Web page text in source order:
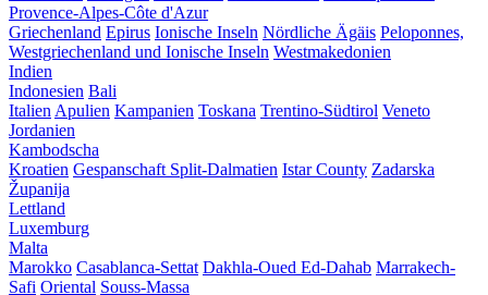
Provence-Alpes-Côte d'Azur
Griechenland Epirus Ionische Inseln Nördliche Ägäis Peloponnes,
Westgriechenland und Ionische Inseln Westmakedonien
Indien
Indonesien Bali
Italien Apulien Kampanien Toskana Trentino-Südtirol Veneto
Jordanien
Kambodscha
Kroatien Gespanschaft Split-Dalmatien Istar County Zadarska
Županija
Lettland
Luxemburg
Malta
Marokko Casablanca-Settat Dakhla-Oued Ed-Dahab Marrakech-
Safi Oriental Souss-Massa